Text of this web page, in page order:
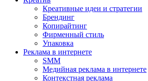
Креативные идеи и стратегии
Брендинг
Копирайтинг
Фирменный стиль
Упаковка
Реклама в интернете
SMM
Медийная реклама в интернете
Контекстная реклама